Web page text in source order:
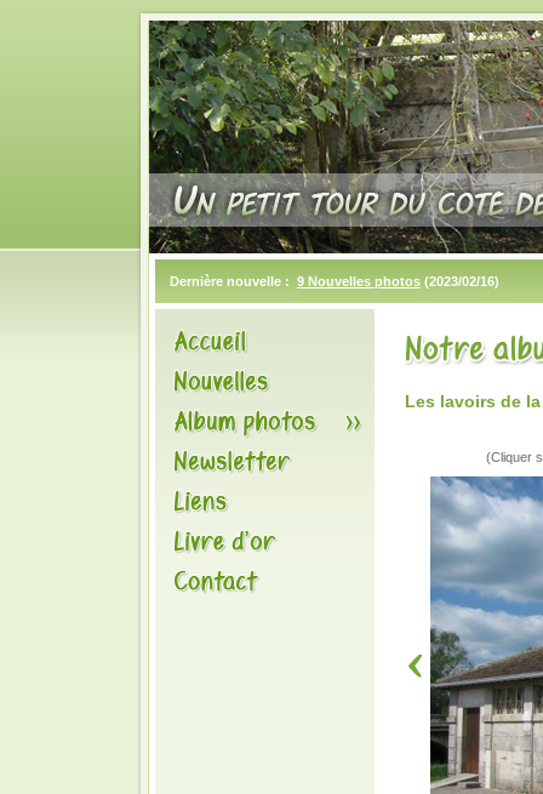
Dernière nouvelle : 9 Nouvelles photos (2023/02/16)
Les lavoirs de
(Cliquer